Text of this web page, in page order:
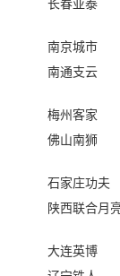
长春亚泰
南京城市
南通支云
梅州客家
佛山南狮
石家庄功夫
陕西联合月
大连英博